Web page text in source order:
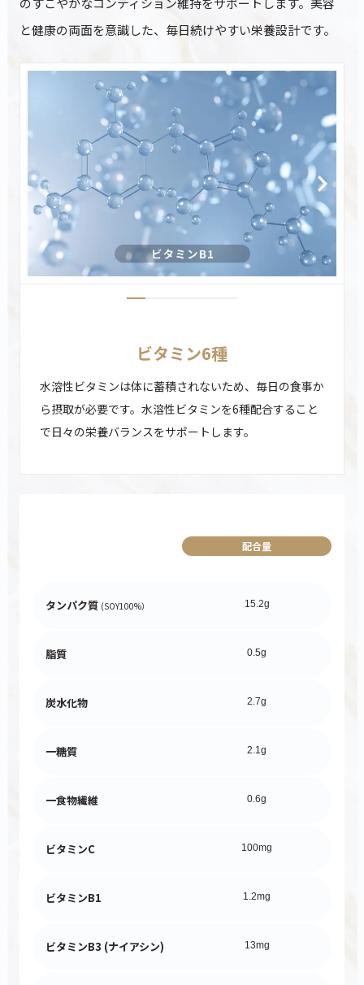
と健康の両面を意識した、毎日続けやすい栄養設計です。
ビタミン6種
水溶性ビタミンは体に蓄積されないため、毎日の食事か
ら摂取が必要です。水溶性ビタミンを6種配合すること
で日々の栄養バランスをサポートします。
配合量
タンパク質 (SOY100%） 15.2g
脂質 0.5g
炭水化物 2.7g
一糖質 2.1g
一食物繊維 0.6g
ビタミンC 100mg
ビタミンB1 1.2mg
ビタミンB3 (ナイアシン) 13mg